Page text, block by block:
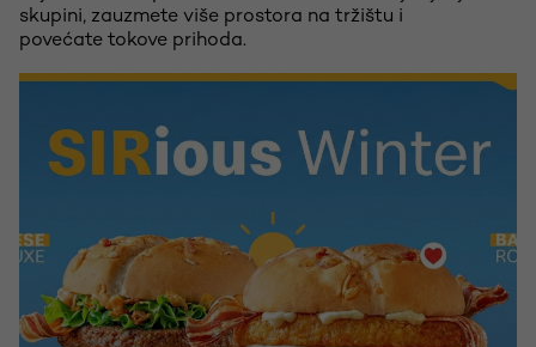
skupini, zauzmete više prostora na tržištu i
povećate tokove prihoda.